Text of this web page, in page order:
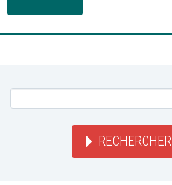
RECHERCHER